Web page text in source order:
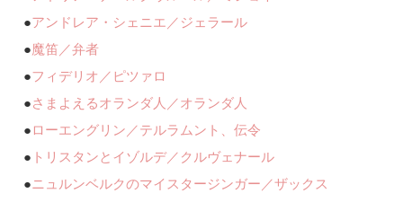
●アンドレア・シェニエ／ジェラール
●魔笛／弁者
●フィデリオ／ピツァロ
●さまよえるオランダ人／オランダ人
● ローエングリン／テルラムント、伝令
● トリスタンとイゾルデ／クルヴェナール
●ニュルンベルクのマイスタージンガー／ザックス